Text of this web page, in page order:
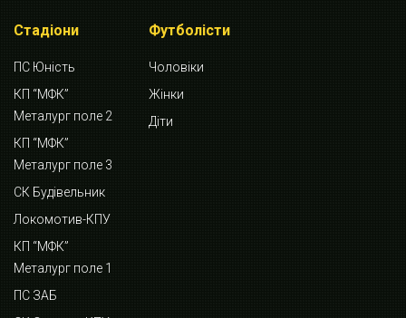
Стадіони
ПС Юність
КП “МФК”
Металург поле 2
КП “МФК”
Металург поле 3
СК Будівельник
Локомотив-КПУ
КП “МФК”
Металург поле 1
ПС ЗАБ
Футболісти
Чоловіки
Жінки
Діти